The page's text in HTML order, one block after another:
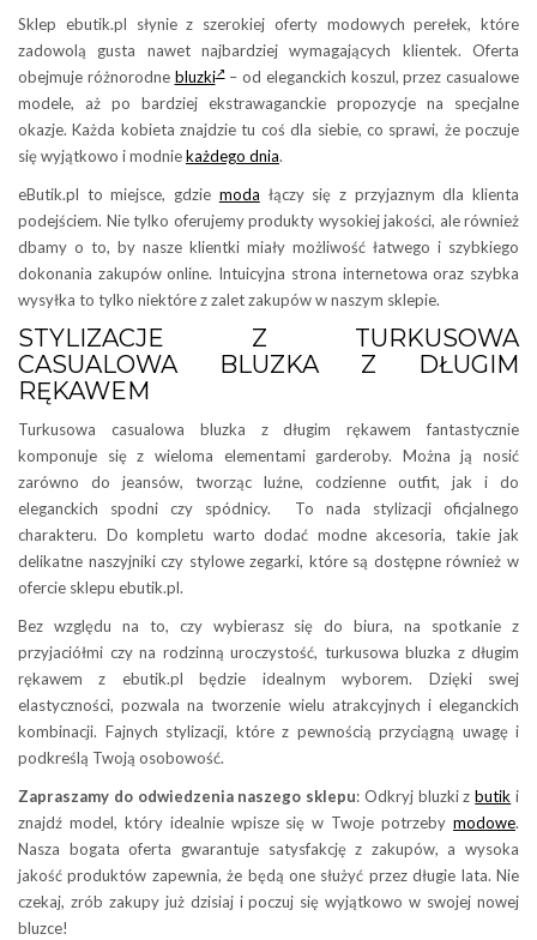
Sklep ebutik.pl słynie z szerokiej oferty modowych perełek, które
zadowolą gusta nawet najbardziej wymagających klientek. Oferta
obejmuje różnorodne bluzki – od eleganckich koszul, przez casualowe
modele, aż po bardziej ekstrawaganckie propozycje na specjalne
okazje. Każda kobieta znajdzie tu coś dla siebie, co sprawi, że poczuje
się wyjątkowo i modniekażdego dnia.
eButik.pl to miejsce, gdzie moda łączy się z przyjaznym dla klienta
podejściem. Nie tylko oferujemy produkty wysokiej jakości, ale również
dbamy o to, by nasze klientki miały możliwość łatwego i szybkiego
dokonania zakupów online. Intuicyjna strona internetowa oraz szybka
wysyłka to tylko niektóre z zalet zakupów w naszym sklepie.
STYLIZACJE Z TURKUSOWA
CASUALOWA BLUZKA Z DŁUGIM
RĘKAWEM
Turkusowa casualowa bluzka z długim rękawem fantastycznie
komponuje się z wieloma elementami garderoby. Można ją nosić
zarówno do jeansów, tworząc luźne, codzienne outfit, jak i do
eleganckich spodni czy spódnicy. To nada stylizacji oficjalnego
charakteru. Do kompletu warto dodać modne akcesoria, takie jak
delikatne naszyjniki czy stylowe zegarki, które są dostępne również w
ofercie sklepu ebutik.pl.
Bez względu na to, czy wybierasz się do biura, na spotkanie z
przyjaciółmi czy na rodzinną uroczystość, turkusowa bluzka z długim
rękawem z ebutik.pl będzie idealnym wyborem. Dzięki swej
elastyczności, pozwala na tworzenie wielu atrakcyjnych i eleganckich
kombinacji. Fajnych stylizacji, które z pewnością przyciągną uwagę i
podkreślą Twoją osobowość.
Zapraszamy do odwiedzenia naszego sklepu: Odkryj bluzki zbutik i
znajdź model, który idealnie wpisze się w Twoje potrzeby modowe.
Nasza bogata oferta gwarantuje satysfakcję z zakupów, a wysoka
jakość produktów zapewnia, że będą one służyć przez długie lata. Nie
czekaj, zrób zakupy już dzisiaj i poczuj się wyjątkowo w swojej nowej
bluzce!